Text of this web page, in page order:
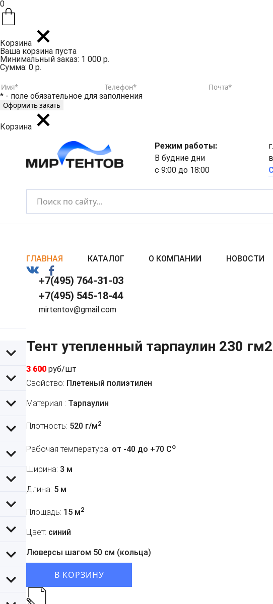
0
Корзина
Ваша корзина пуста
Минимальный заказ: 1 000 р.
Сумма: 0 р.
* - поле обязательное для заполнения
Корзина
Режим работы:
В будние дни
с 9:00 до 18:00
ГЛАВНАЯ КАТАЛОГ О КОМПАНИИ НОВОСТИ
+7(495) 764-31-03
+7(495) 545-18-44
mirtentov@gmail.com
Тент утепленный тарпаулин 230
3 600 руб/шт
Свойство: Плетеный полиэтилен
Материал : Тарпаулин
Плотность: 520 г/м2
Рабочая температура: от -40 до +70 Co
Ширина: 3 м
Длина: 5 м
Площадь: 15 м2
Цвет: синий
Люверсы шагом 50 см (кольца)
В КОРЗИНУ